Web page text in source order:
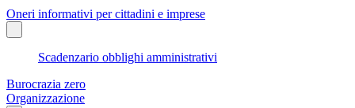
Oneri informativi per cittadini e imprese
Scadenzario obblighi amministrativi
Burocrazia zero
Organizzazione